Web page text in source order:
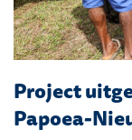
Project
Papoea-